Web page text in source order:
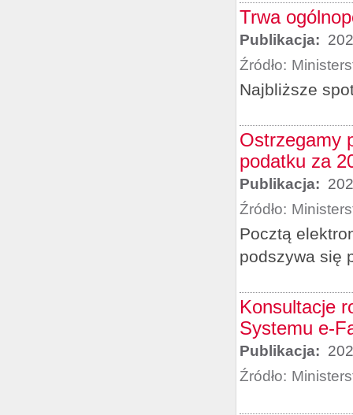
Trwa
Publikacja:
Źródło:
Najbliższe
Ostrzegamy
podatku za
Publikacja:
Źródło:
Pocztą
podszywa się
Konsultacje
Systemu e-
Publikacja:
Źródło: